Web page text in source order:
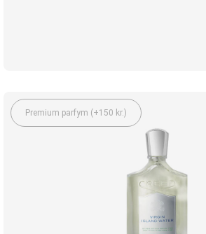
Premium parfym (+150 kr.)